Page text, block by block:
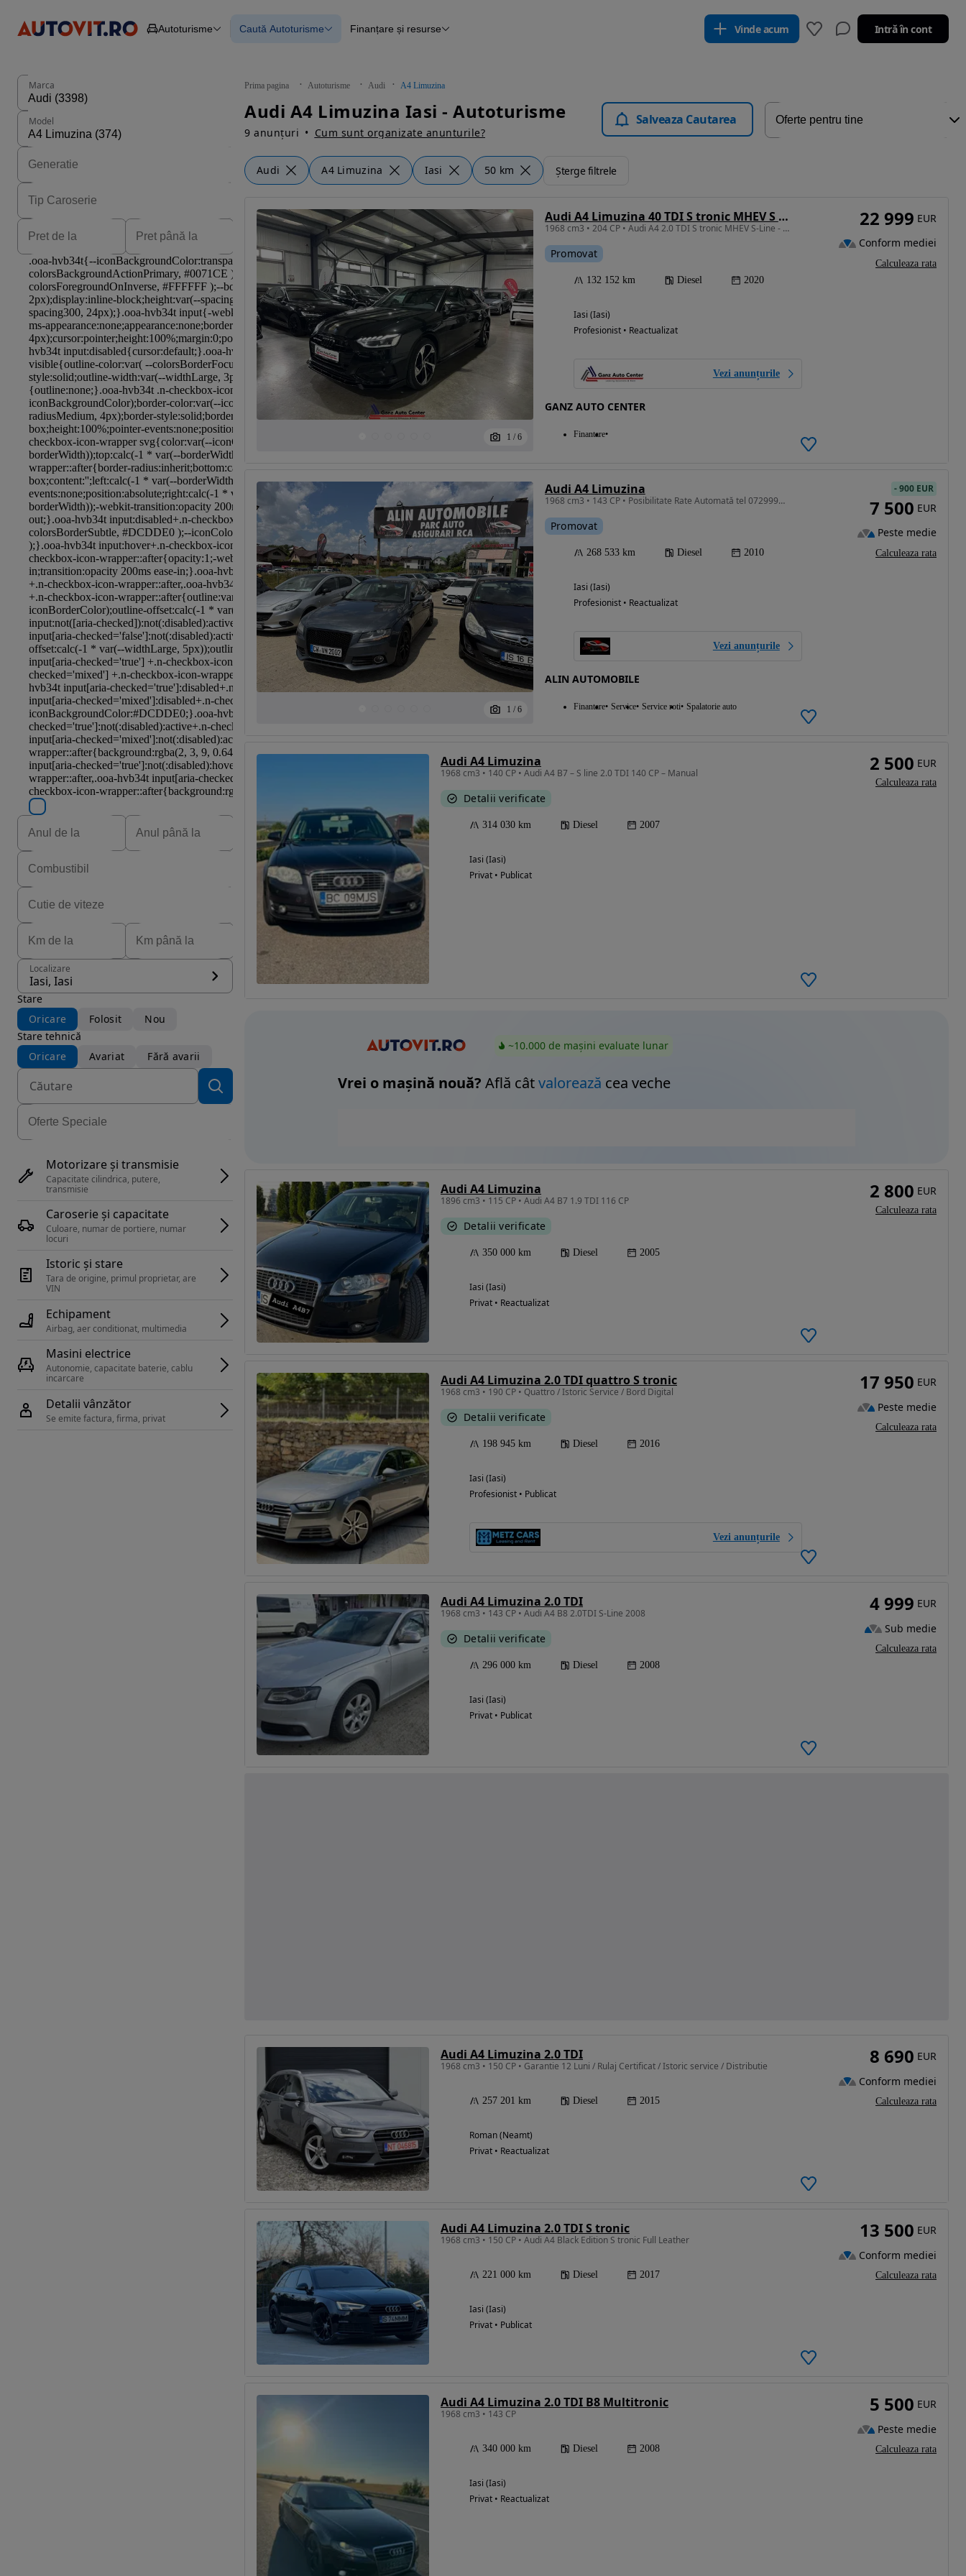
Autoturisme
Autoturisme
Mașini electrice
Mașini cu detalii verificate
Caută Autoturisme
Blog Autovit.ro
Finanțare și resurse Vinde acum Intră în cont
Prima pagina Autoturisme Audi A4 Limuzina
Audi A4 Limuzina Iasi - Autoturisme
9 anunțuri Cum sunt organizate anunturile?
Salveaza Cautarea
Audi A4 Limuzina Iasi 50 km Șterge filtrele
Marca
Model
Eligibil pentru
Localizare
Iasi, Iasi
Stare
Oricare
Folosit
Nou
Stare tehnică
Oricare
Avariat Fără avarii
Motorizare și transmisie
Capacitate cilindrica, putere,
transmisie
Caroserie și capacitate
Culoare, numar de portiere, numar
locuri
Istoric și stare
Tara de origine, primul proprietar, are
Echipament
Airbag, aer conditionat, multimedia
Masini electrice
Autonomie, capacitate baterie, cablu
Detalii vânzător
Se emite factura, firma, privat
1 / 6
Audi A4 Limuzina 40 TDI S tronic MHEV S Line
1968 cm3 • 204 CP • Audi A4 2.0 TDI S tronic MHEV S-Line - An 2020 - 204 CP - Faruri LED
Promovat
132 152 km Diesel 2020
Iasi (Iasi)
Profesionist • Reactualizat
Vezi anunțurile
GANZ AUTO CENTER
Finantare
22 999 EUR
Conform mediei
Calculeaza rata
1 / 6
Audi A4 Limuzina
1968 cm3 • 143 CP • Posibilitate Rate Automată tel 0729992999
Promovat
268 533 km Diesel 2010
Iasi (Iasi)
Profesionist • Reactualizat
Vezi anunțurile
ALIN AUTOMOBILE
Finantare Service Service roti Spalatorie auto
-900 EUR
7 500 EUR
Peste medie
Calculeaza rata
Audi A4 Limuzina
1968 cm3 • 140 CP • Audi A4 B7 – S line 2.0 TDI 140 CP – Manual
Detalii verificate
314 030 km Diesel 2007
Iasi (Iasi)
Privat • Publicat
2 500 EUR
Calculeaza rata
~10.000 de mașini evaluate lunar
Vrei o mașină nouă? Află câtvalorează cea veche
Audi A4 Limuzina
1896 cm3 • 115 CP • Audi A4 B7 1.9 TDI 116 CP
Detalii verificate
350 000 km Diesel 2005
Iasi (Iasi)
Privat • Reactualizat
2 800 EUR
Calculeaza rata
Audi A4 Limuzina 2.0 TDI quattro S tronic
1968 cm3 • 190 CP • Quattro / Istoric Service / Bord Digital
Detalii verificate
198 945 km Diesel 2016
Iasi (Iasi)
Profesionist • Publicat
Vezi anunțurile
17 950 EUR
Peste medie
Calculeaza rata
Audi A4 Limuzina 2.0 TDI
1968 cm3 • 143 CP • Audi A4 B8 2.0TDI S-Line 2008
Detalii verificate
296 000 km Diesel 2008
Iasi (Iasi)
Privat • Publicat
4 999 EUR
Sub medie
Calculeaza rata
Audi A4 Limuzina 2.0 TDI
1968 cm3 • 150 CP • Garantie 12 Luni / Rulaj Certificat / Istoric service / Distributie
257 201 km Diesel 2015
Roman (Neamt)
Privat • Reactualizat
8 690 EUR
Conform mediei
Calculeaza rata
Audi A4 Limuzina 2.0 TDI S tronic
1968 cm3 • 150 CP • Audi A4 Black Edition S tronic Full Leather
221 000 km Diesel 2017
Iasi (Iasi)
Privat • Publicat
13 500 EUR
Conform mediei
Calculeaza rata
Audi A4 Limuzina 2.0 TDI B8 Multitronic
1968 cm3 • 143 CP
340 000 km Diesel 2008
Iasi (Iasi)
Privat • Reactualizat
5 500 EUR
Peste medie
Calculeaza rata